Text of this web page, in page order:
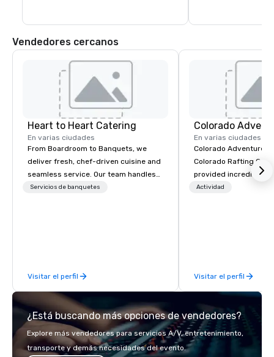
Vendedores cercanos
Heart to Heart Catering
En varias ciudades
From Boardroom to Banquets, we
deliver fresh, chef-driven cuisine and
seamless service. Our team handles
everything—menu design, event
Servicios de banquetes
Visitar el perfil
Colorado
En varias ciudades
Colorado Adventure
Colorado Rafting
provided incredible
experiences to
and snowboarders,
snowshoe,
your guests are first-
seasoned experts, let
their next
Actividad
Visitar el perfil
¿Está buscando más opciones de vendedores?
Explore más vendedores para servicios A/V, entretenimiento,
transporte y demás necesidades del evento.